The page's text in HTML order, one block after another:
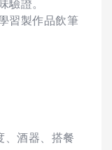
驗證。
習製作品飲筆
、酒器、搭餐